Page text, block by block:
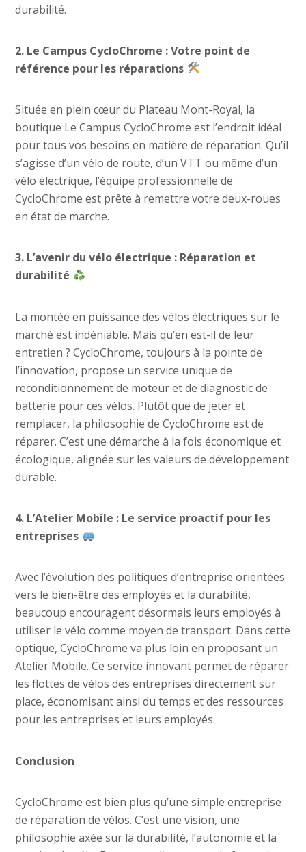
durabilité.
2. Le Campus CycloChrome : Votre point de
référence pour les réparations
Située en plein cœur du Plateau Mont-Royal, la
boutique Le Campus CycloChrome est l’endroit idéal
pour tous vos besoins en matière de réparation. Qu’il
s’agisse d’un vélo de route, d’un VTT ou même d’un
vélo électrique, l’équipe professionnelle de
CycloChrome est prête à remettre votre deux-roues
en état de marche.
3. L’avenir du vélo électrique : Réparation et
durabilité
La montée en puissance des vélos électriques sur le
marché est indéniable. Mais qu’en est-il de leur
entretien ? CycloChrome, toujours à la pointe de
l’innovation, propose un service unique de
reconditionnement de moteur et de diagnostic de
batterie pour ces vélos. Plutôt que de jeter et
remplacer, la philosophie de CycloChrome est de
réparer. C’est une démarche à la fois économique et
écologique, alignée sur les valeurs de développement
durable.
4. L’Atelier Mobile : Le service proactif pour les
entreprises
Avec l’évolution des politiques d’entreprise orientées
vers le bien-être des employés et la durabilité,
beaucoup encouragent désormais leurs employés à
utiliser le vélo comme moyen de transport. Dans cette
optique, CycloChrome va plus loin en proposant un
Atelier Mobile. Ce service innovant permet de réparer
les flottes de vélos des entreprises directement sur
place, économisant ainsi du temps et des ressources
pour les entreprises et leurs employés.
Conclusion
CycloChrome est bien plus qu’une simple entreprise
de réparation de vélos. C’est une vision, une
philosophie axée sur la durabilité, l’autonomie et la